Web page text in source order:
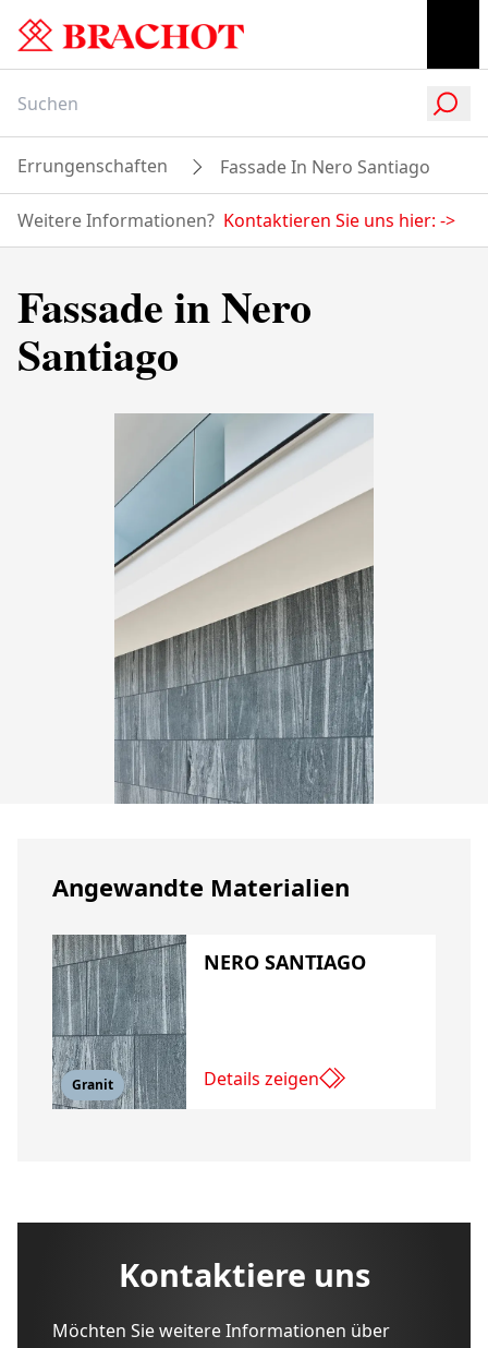
Errungenschaften Fassade In Nero Santiago
Weitere Informationen? Kontaktieren Sie uns hier: ->
Fassade in Nero
Santiago
Angewandte Materialien
Granit
NERO SANTIAGO
Details zeigen
Kontaktiere uns
Möchten Sie weitere Informationen über